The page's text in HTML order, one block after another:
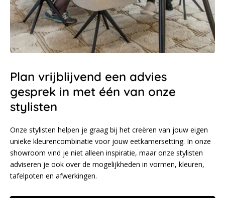
Plan vrijblijvend een advies
gesprek in met één van onze
stylisten
Onze stylisten helpen je graag bij het creëren van jouw eigen
unieke kleurencombinatie voor jouw eetkamersetting. In onze
showroom vind je niet alleen inspiratie, maar onze stylisten
adviseren je ook over de mogelijkheden in vormen, kleuren,
tafelpoten en afwerkingen.